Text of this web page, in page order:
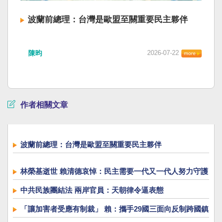
波蘭前總理：台灣是歐盟至關重要民主夥伴
陳昀 2026-07-22
作者相關文章
波蘭前總理：台灣是歐盟至關重要民主夥伴
林榮基逝世 賴清德哀悼：民主需要一代又一代人努力守護
中共民族團結法 兩岸官員：天朝律令逼表態
「讓加害者受應有制裁」 賴：攜手29國三面向反制跨國鎮
壓